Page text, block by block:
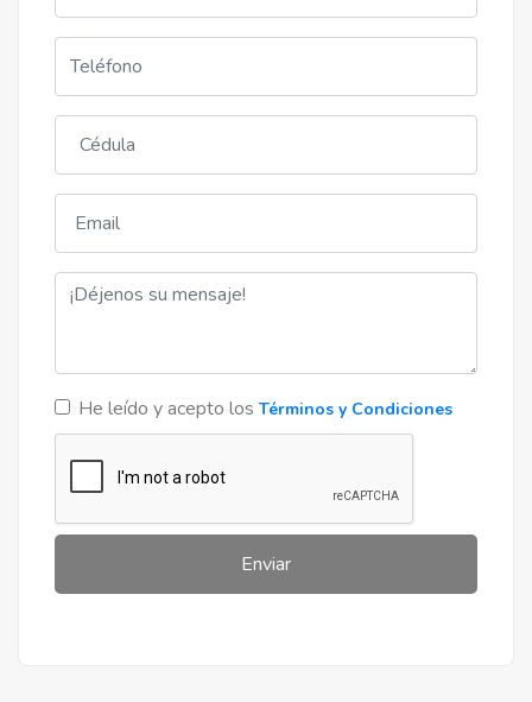
Gs 6.130.000
20 años de plazo
Proyectos Terminados
He leído y acepto los Términos y Condiciones
Enviar